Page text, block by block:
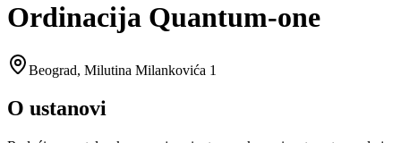
Ordinacija Quantum-one
Beograd, Milutina Milankovića 1
O ustanovi